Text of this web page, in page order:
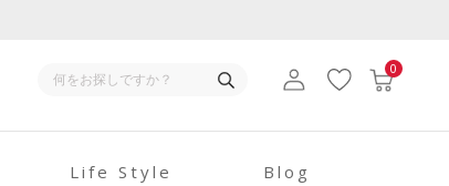
0
Life Style Blog